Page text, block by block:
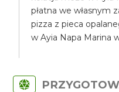
płatna we własnym
pizza z pieca
w Ayia Napa Marina